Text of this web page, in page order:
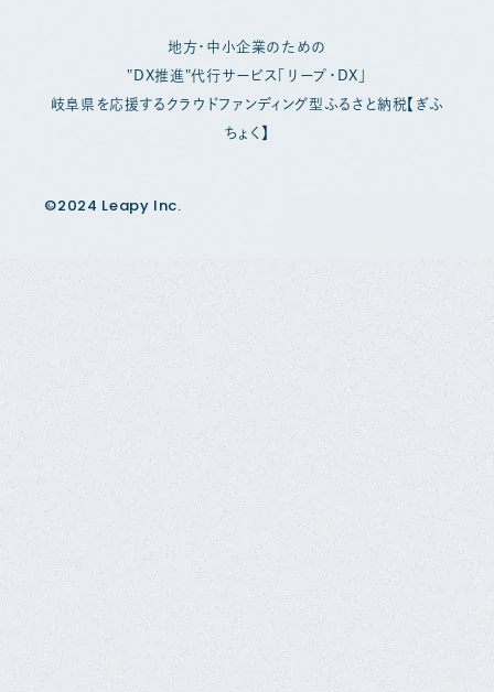
地方・中小企業のための
"DX推進"代行サービス「リープ・DX」
岐阜県を応援するクラウドファンディング型ふるさと納税【ぎふ
ちょく】
©2024 Leapy Inc.